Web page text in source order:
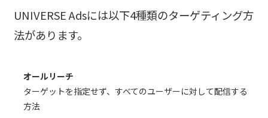
UNIVERSE Adsには以下4種類のターゲティング方
法があります。
オールリーチ
ターゲットを指定せず、すべてのユーザーに対して配信する
方法